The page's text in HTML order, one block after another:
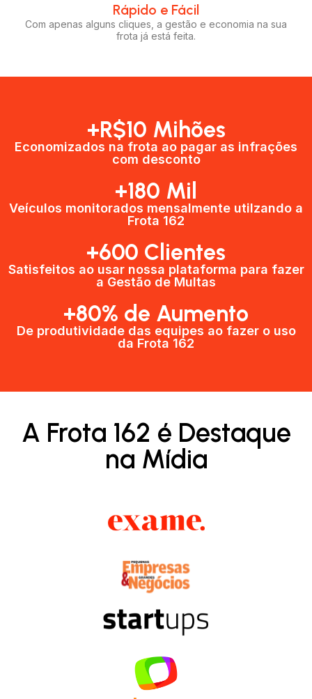
Rápido e Fácil​
Com apenas alguns cliques, a gestão e economia na sua
frota já está feita.
+R$10 Mihões
Economizados na frota ao pagar as infrações
com desconto
+180 Mil
Veículos monitorados mensalmente utilzando a
Frota 162
+600 Clientes​
Satisfeitos ao usar nossa plataforma para fazer
a Gestão de Multas​
+80% de Aumento
De produtividade das equipes ao fazer o uso
da Frota 162​
A Frota 162 é Destaque
na Mídia